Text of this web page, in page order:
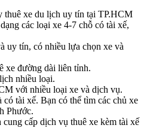
thuê xe du lịch uy tín tại TP.HCM
các loại xe 4-7 chỗ có tài xế,
uy tín, có nhiều lựa chọn xe và
xe đường dài liên tỉnh.
nhiều loại.
với nhiều loại xe và dịch vụ.
tài xế. Bạn có thể tìm các chủ xe
Phước.
cấp dịch vụ thuê xe kèm tài xế